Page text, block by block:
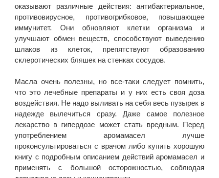
оказывают различные действия: антибактериальное,
противовирусное, противогрибковое, повышающее
иммунитет. Они обновляют клетки организма и
улучшают обмен веществ, способствуют выведению
шлаков из клеток, препятствуют образованию
склеротических бляшек на стенках сосудов.
Масла очень полезны, но все-таки следует помнить,
что это лечебные препараты и у них есть своя доза
воздействия. Не надо выливать на себя весь пузырек в
надежде вылечиться сразу. Даже самое полезное
лекарство в гипердозе может стать вредным. Перед
употреблением аромамасел лучше
проконсультироваться с врачом либо купить хорошую
книгу с подробным описанием действий аромамасел и
применять с большой осторожностью, соблюдая